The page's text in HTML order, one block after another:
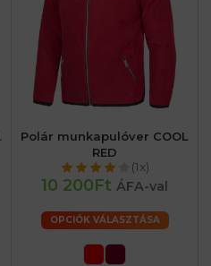
Polár munkapulóver COOL
RED
(1x)
10 200Ft ÁFA-val
OPCIÓK VÁLASZTÁSA